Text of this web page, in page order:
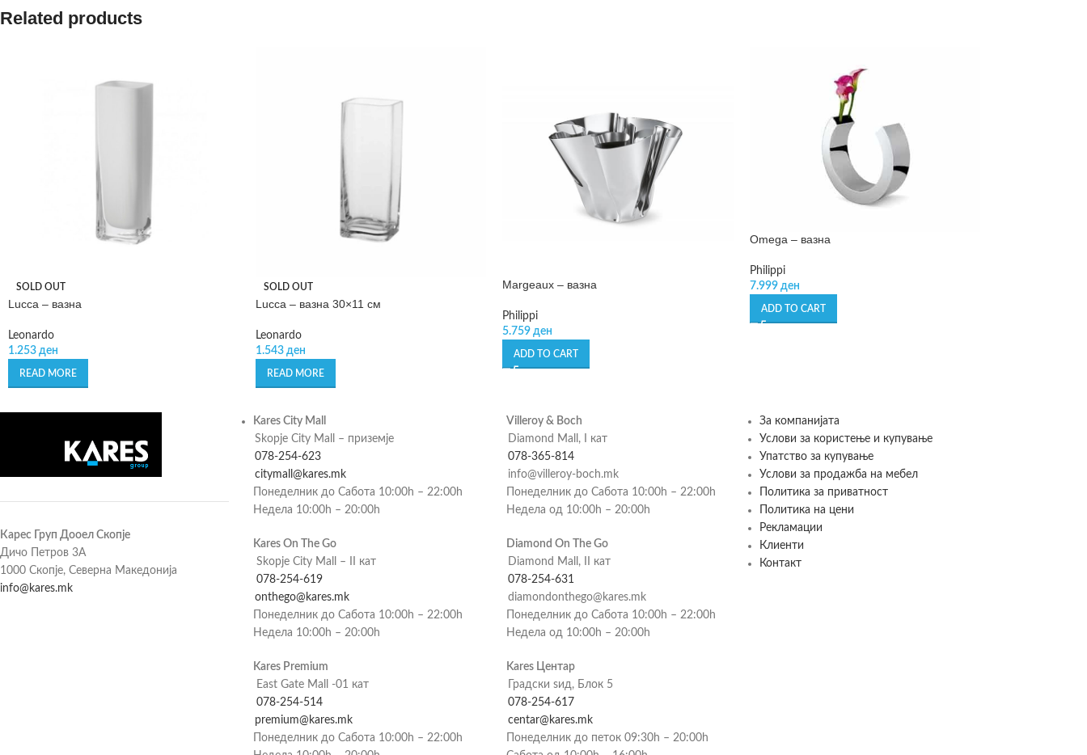
Related products
SOLD OUT
Lucca – вазна
Leonardo
1.253 ден
READ MORE
SOLD OUT
Lucca – вазна 30×11 см
Leonardo
1.543 ден
READ MORE
Margeaux – вазна
Philippi
5.759 ден
ADD TO CART
Omega – вазна
Philippi
7.999 ден
ADD TO CART
Карес Груп Дооел Скопје
Дичо Петров 3А
1000 Скопје, Северна Македонија
info@kares.mk
Kares City Mall
Skopje City Mall – приземје
078-254-623
citymall@kares.mk
Понеделник до Сабота 10:00h – 22:00h
Недела 10:00h – 20:00h
Kares On The Go
Skopje City Mall – II кат
078-254-619
onthego@kares.mk
Понеделник до Сабота 10:00h – 22:00h
Недела 10:00h – 20:00h
Kares Premium
East Gate Mall -01 кат
078-254-514
premium@kares.mk
Понеделник до Сабота 10:00h – 22:00h
Villeroy & Boch
Diamond Mall, I кат
078-365-814
info@villeroy-boch.mk
Понеделник до Сабота 10:00h – 22:00h
Недела од 10:00h – 20:00h
Diamond On The Go
Diamond Mall, II кат
078-254-631
diamondonthego@kares.mk
Понеделник до Сабота 10:00h – 22:00h
Недела од 10:00h – 20:00h
Kares Центар
Градски ѕид, Блок 5
078-254-617
centar@kares.mk
Понеделник до петок 09:30h – 20:00h
За компанијата
Услови за користење и купување
Упатство за купување
Услови за продажба на мебел
Политика за приватност
Политика на цени
Рекламации
Клиенти
Контакт